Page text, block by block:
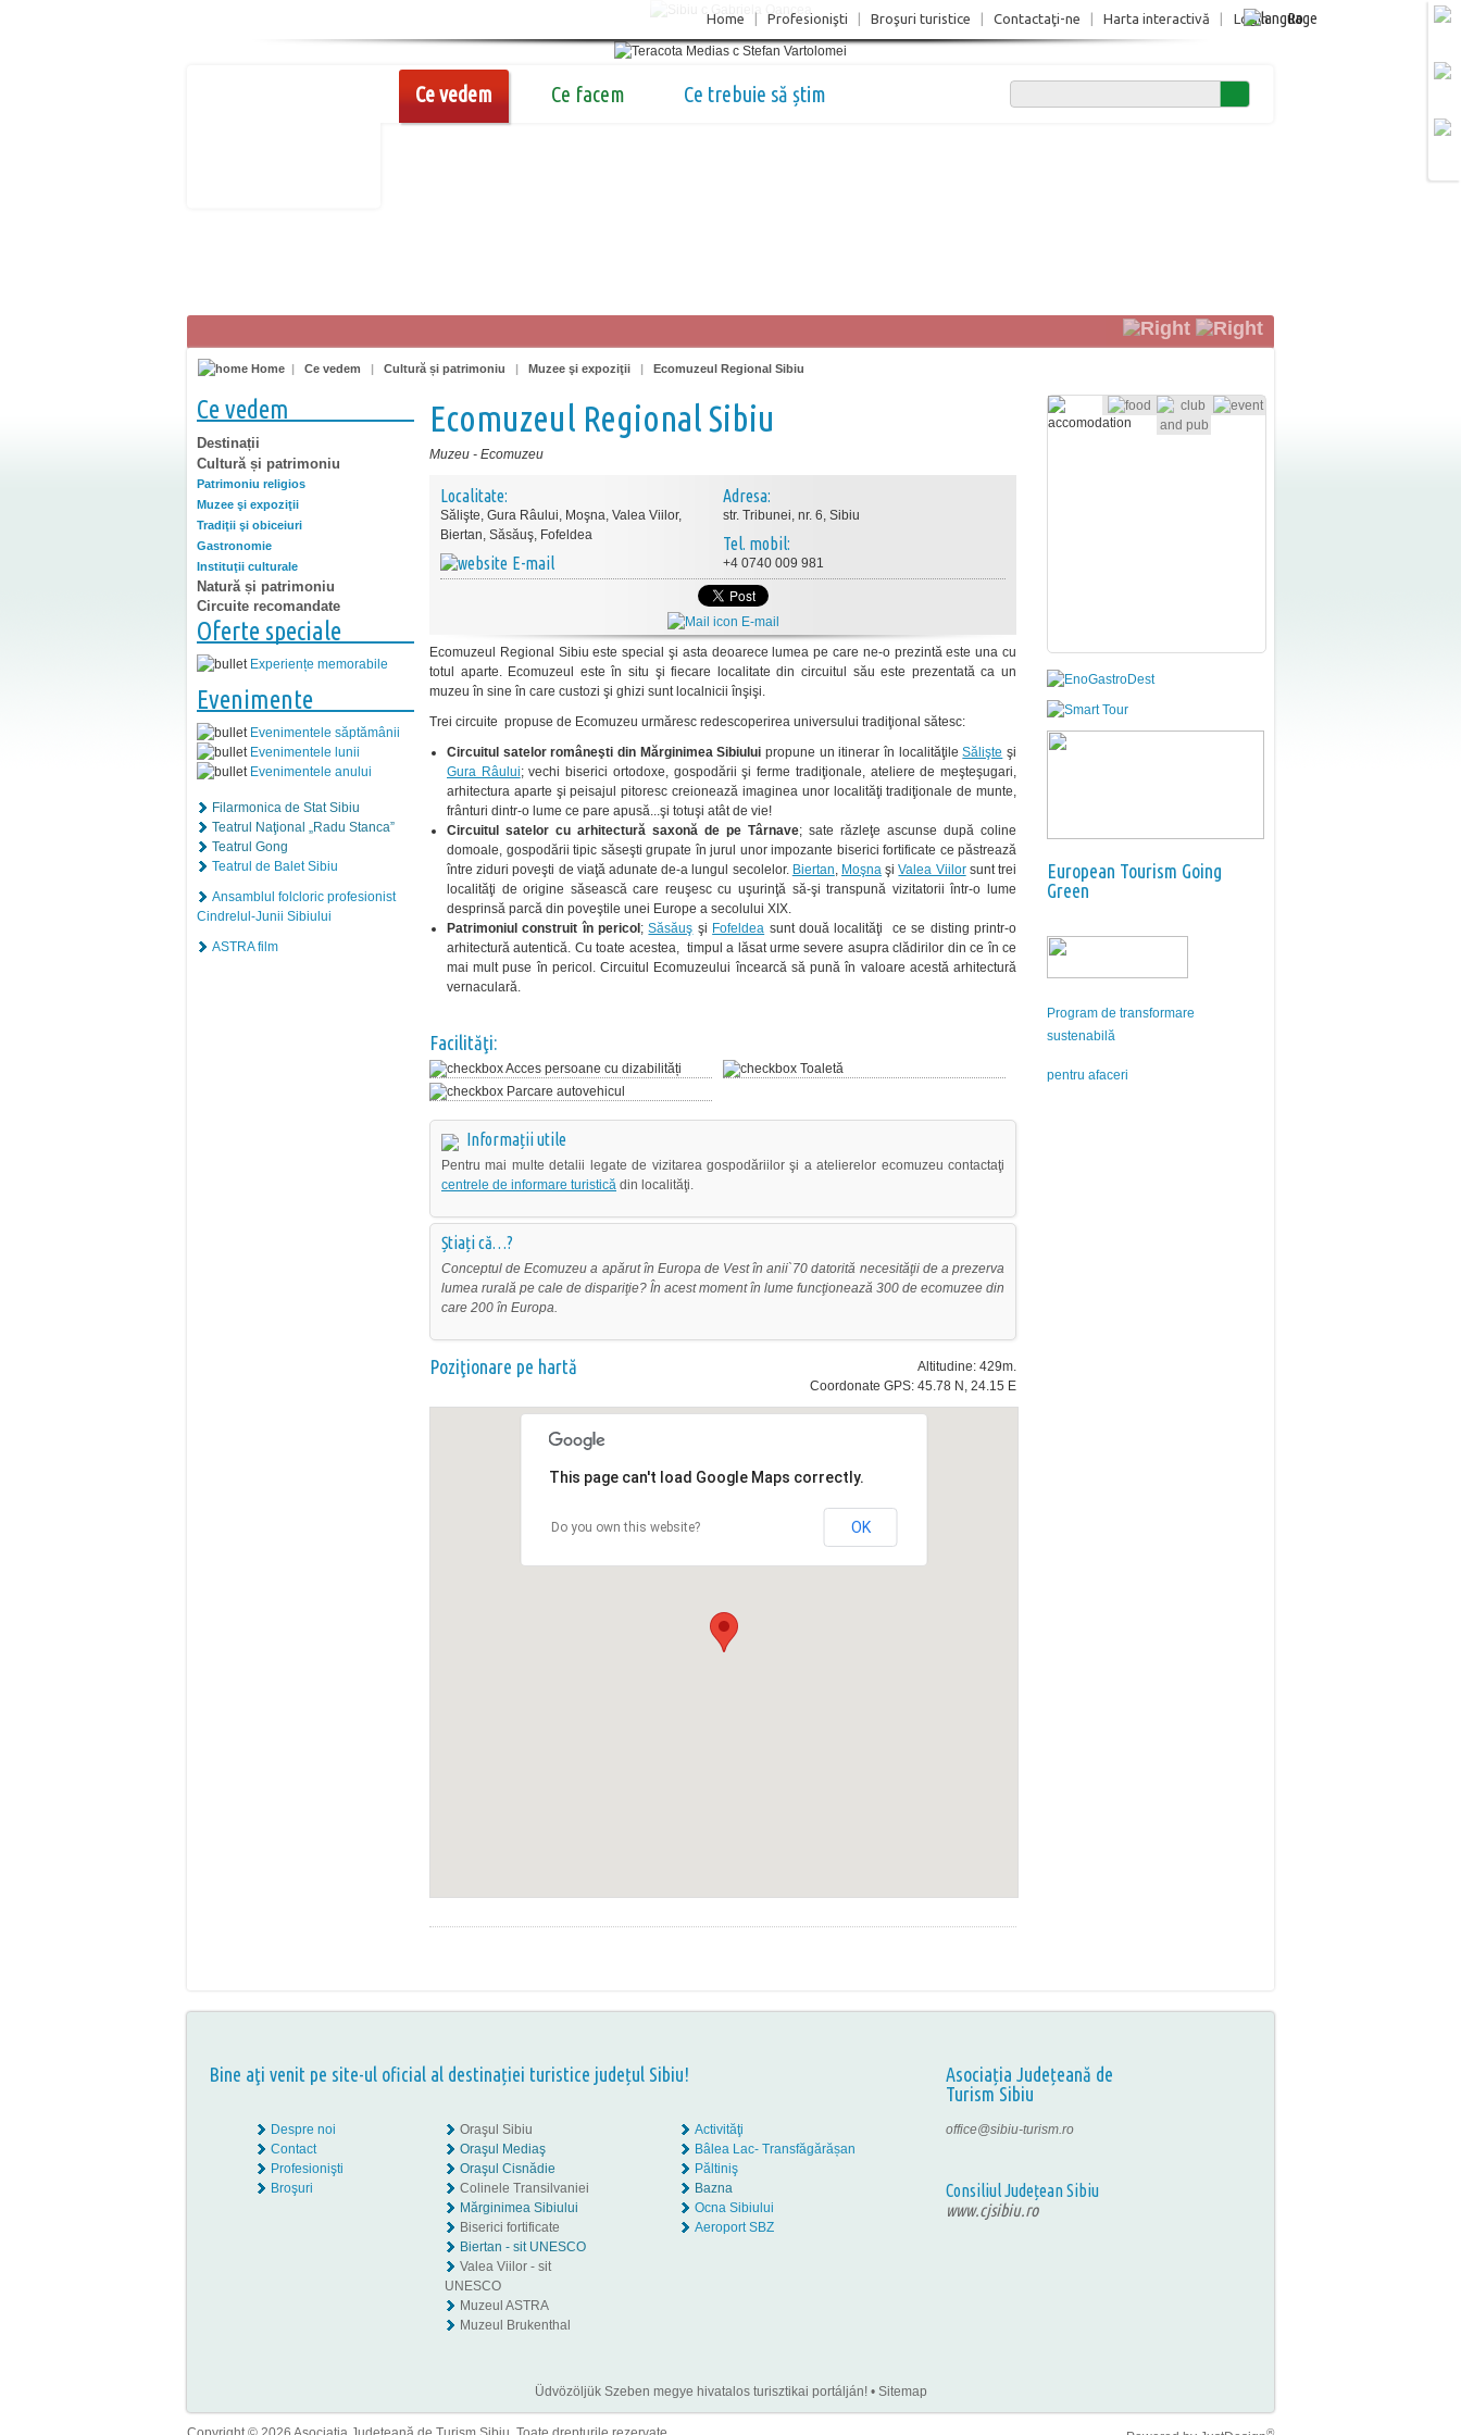
Login Ro
Home Profesionişti Broşuri turistice Contactaţi-ne Harta interactivă
Ce vedem Ce facem Ce trebuie să știm
Home | Ce vedem | Cultură și patrimoniu | Muzee şi expoziţii | Ecomuzeul Regional Sibiu
Ce vedem
Destinații
Cultură și patrimoniu
Patrimoniu religios
Muzee şi expoziţii
Tradiţii şi obiceiuri
Gastronomie
Instituţii culturale
Natură și patrimoniu
Circuite recomandate
Oferte speciale
Experiențe memorabile
Evenimente
Evenimentele săptămânii
Evenimentele lunii
Evenimentele anului
Filarmonica de Stat Sibiu
Teatrul Naţional „Radu Stanca”
Teatrul Gong
Teatrul de Balet Sibiu
Ansamblul folcloric profesionist
Cindrelul-Junii Sibiului
ASTRA film
Ecomuzeul Regional Sibiu
Muzeu - Ecomuzeu
Localitate:
Sălişte, Gura Râului, Moşna, Valea Viilor,
Biertan, Săsăuş, Fofeldea
E-mail
Adresa:
str. Tribunei, nr. 6, Sibiu
Tel. mobil:
+4 0740 009 981
E-mail
Ecomuzeul Regional Sibiu este special şi asta deoarece lumea pe care ne-o prezintă este una cu
totul aparte. Ecomuzeul este în situ şi fiecare localitate din circuitul său este prezentată ca un
muzeu în sine în care custozi şi ghizi sunt localnicii înşişi.
Trei circuite propuse de Ecomuzeu urmăresc redescoperirea universului tradiţional sătesc:
Circuitul satelor româneşti din Mărginimea Sibiului propune un itinerar în localităţileSălişte şi
Gura Râului; vechi biserici ortodoxe, gospodării şi ferme tradiţionale, ateliere de meşteşugari,
arhitectura aparte şi peisajul pitoresc creionează imaginea unor localităţi tradiţionale de munte,
frânturi dintr-o lume ce pare apusă...şi totuşi atât de vie!
Circuitul satelor cu arhitectură saxonă de pe Târnave; sate răzleţe ascunse după coline
domoale, gospodării tipic săseşti grupate în jurul unor impozante biserici fortificate ce păstrează
între ziduri poveşti de viaţă adunate de-a lungul secolelor. Biertan, Moşna şiValea Viilorsunt trei
localităţi de origine săsească care reuşesc cu uşurinţă să-şi transpună vizitatorii într-o lume
desprinsă parcă din poveştile unei Europe a secolului XIX.
Patrimoniul construit în pericol ;Săsăuş şi Fofeldea sunt două localităţi ce se disting printr-o
arhitectură autentică. Cu toate acestea, timpul a lăsat urme severe asupra clădirilor din ce în ce
mai mult puse în pericol. Circuitul Ecomuzeului încearcă să pună în valoare acestă arhitectură
vernaculară.
Facilităţi:
Acces persoane cu dizabilități
Toaletă
Parcare autovehicul
Informații utile
Pentru mai multe detalii legate de vizitarea gospodăriilor şi a atelierelor ecomuzeu contactaţi
centrele de informare turistică din localităţi.
Știați că…?
Conceptul de Ecomuzeu a apărut în Europa de Vest în anii`70 datorită necesităţii de a prezerva
lumea rurală pe cale de dispariţie? În acest moment în lume funcţionează 300 de ecomuzee din
care 200 în Europa.
Altitudine: 429m.
Coordonate GPS: 45.78 N, 24.15 E
Poziţionare pe hartă
This page can't load Google Maps correctly.
Do you own this website? OK
European Tourism Going
Green
Program de transformare
sustenabilă
pentru afaceri
Bine aţi venit pe site-ul oficial al destinației turistice județul Sibiu!
Asociația Județeană de
Turism Sibiu
Despre noi
Contact
Profesionişti
Broşuri
Oraşul Sibiu
Oraşul Mediaş
Oraşul Cisnădie
Colinele Transilvaniei
Mărginimea Sibiului
Biserici fortificate
Biertan - sit UNESCO
Valea Viilor - sit
UNESCO
Muzeul ASTRA
Muzeul Brukenthal
Activităţi
Bâlea Lac- Transfăgărășan
Păltiniş
Bazna
Ocna Sibiului
Aeroport SBZ
office@sibiu-turism.ro
Consiliul Județean Sibiu
www.cjsibiu.ro
Üdvözöljük Szeben megye hivatalos turisztikai portálján!• Sitemap
®